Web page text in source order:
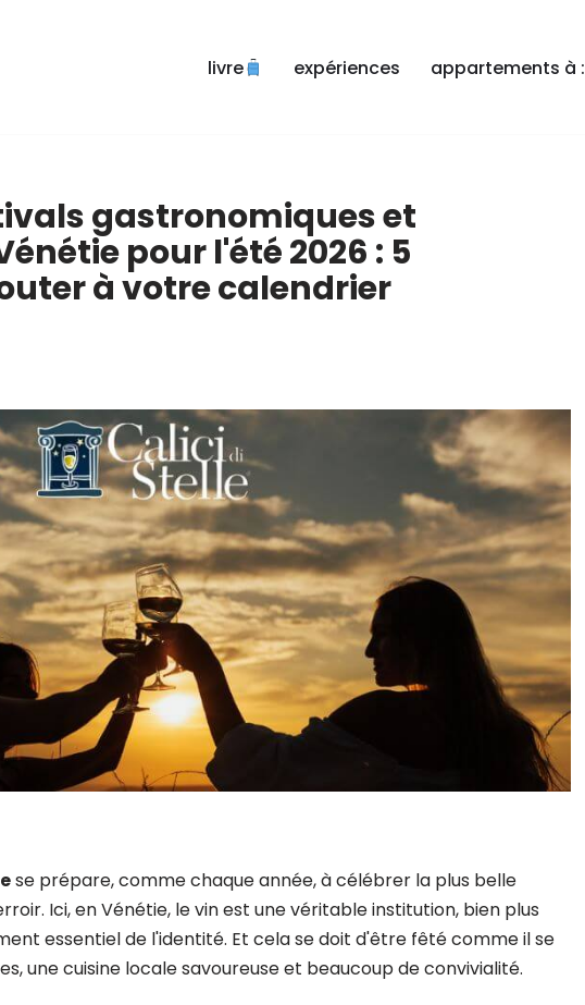
livre expériences appartements à :
gastronomiques et
pour l'été 2026 : 5
à votre calendrier
se prépare, comme chaque année, à célébrer la plus belle
Ici, en Vénétie, le vin est une véritable institution, bien plus
essentiel de l'identité. Et cela se doit d'être fêté comme il se
une cuisine locale savoureuse et beaucoup de convivialité.